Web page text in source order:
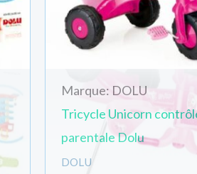
Marque: DOLU
Tricycle Unicorn
parentale Dolu
DOLU